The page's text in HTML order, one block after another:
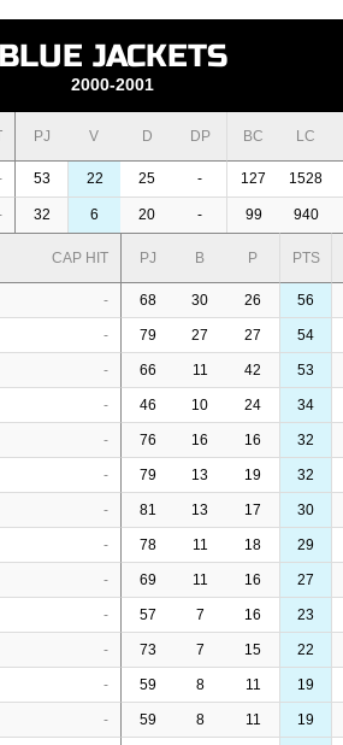
BLUE JACKETS
2000-2001
PJ V D DP BC LC
53 22 25 - 127 1528
32 6 20 - 99 940
CAP HIT PJ B P PTS
- 68 30 26 56
- 79 27 27 54
- 66 11 42 53
- 46 10 24 34
- 76 16 16 32
- 79 13 19 32
- 81 13 17 30
- 78 11 18 29
- 69 11 16 27
- 57 7 16 23
- 73 7 15 22
- 59 8 11 19
- 59 8 11 19